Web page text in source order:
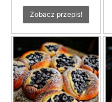
Zobacz przepis!